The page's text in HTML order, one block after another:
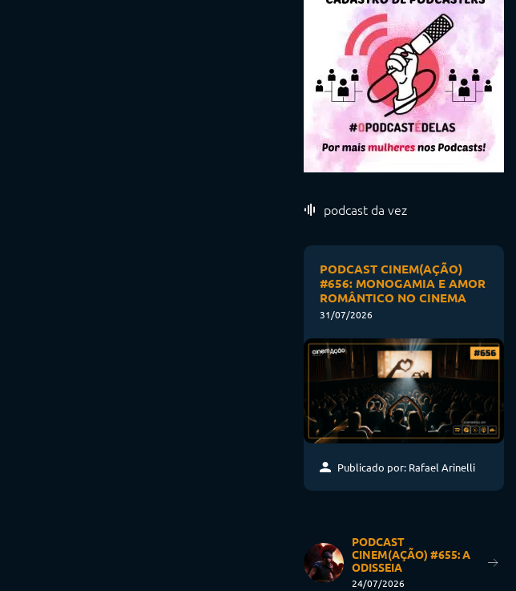
podcast da vez
PODCAST CINEM(AÇÃO)
#656: MONOGAMIA E AMOR
ROMÂNTICO NO CINEMA
31/07/2026
Publicado por: Rafael Arinelli
PODCAST
CINEM(AÇÃO) #655: A
ODISSEIA
24/07/2026